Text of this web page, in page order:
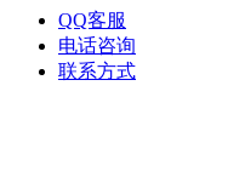
QQ客服
电话咨询
联系方式